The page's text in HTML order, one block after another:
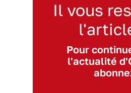
Il vous
Pour
l'actualité